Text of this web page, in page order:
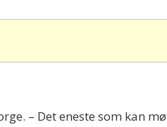
– Det eneste som kan